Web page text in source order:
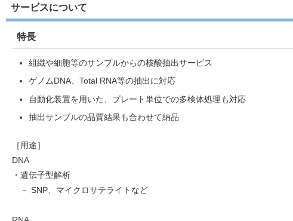
サービスについて
特長
組織や細胞等のサンプルからの核酸抽出サービス
ゲノムDNA、Total RNA等の抽出に対応
自動化装置を用いた、プレート単位での多検体処理も対応
抽出サンプルの品質結果も合わせて納品
［用途］
DNA
・遺伝子型解析
－ SNP、マイクロサテライトなど